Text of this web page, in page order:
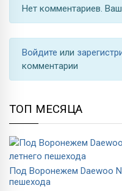
Нет комментариев.
Войдите или
комментарии
ТОП МЕСЯЦА
Под Воронежем Daewoo
пешехода